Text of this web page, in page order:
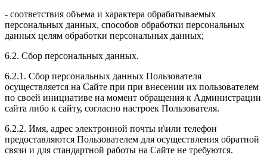
- соответствия объема и характера обрабатываемых
персональных данных, способов обработки персональных
данных целям обработки персональных данных;
6.2. Сбор персональных данных.
6.2.1. Сбор персональных данных Пользователя
осуществляется на Сайте при при внесении их пользователем
по своей инициативе на момент обращения к Администрации
сайта либо к сайту, согласно настроек Пользователя.
6.2.2. Имя, адрес электронной почты и\или телефон
предоставляются Пользователем для осуществления обратной
связи и для стандартной работы на Сайте не требуются.